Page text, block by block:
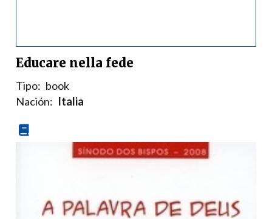
Educare nella fede
Tipo: book
Nación: Italia